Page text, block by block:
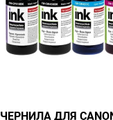
ЧЕРНИЛА ДЛЯ